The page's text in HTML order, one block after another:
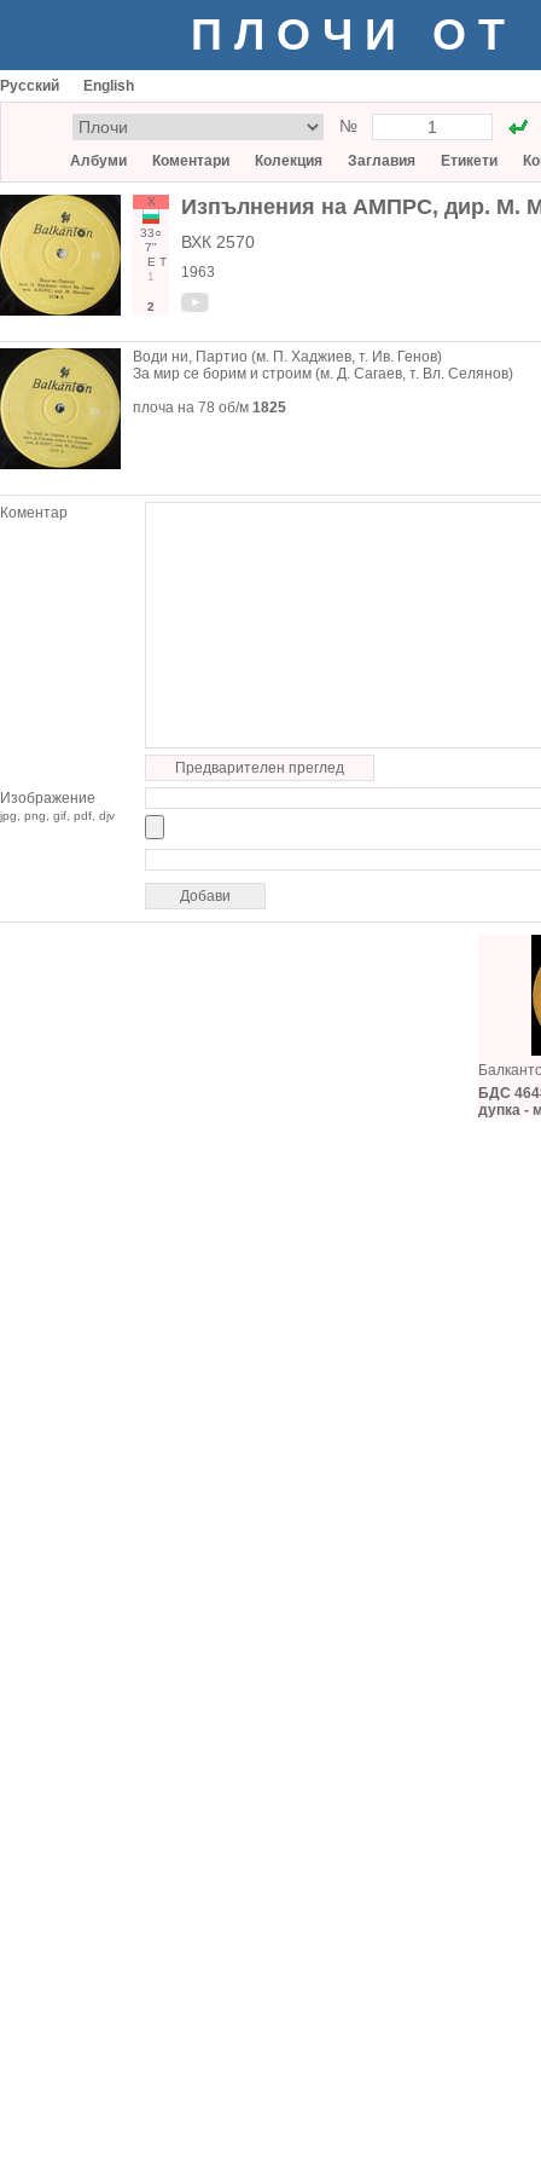
ПЛОЧИ ОТ
Русский English
№
Албуми Коментари Колекция Заглавия Етикети
Х
33○
7"
Е Т
1
2
Изпълнения на АМПРС, дир. М.
ВХК 2570
1963
Води ни, Партио (м. П. Хаджиев, т. Ив. Генов)
За мир се борим и строим (м. Д. Сагаев, т. Вл. Селянов)
плоча на 78 об/м 1825
Коментар
Предварителен преглед
Изображение
jpg, png, gif, pdf, djv
БДС
дупка -